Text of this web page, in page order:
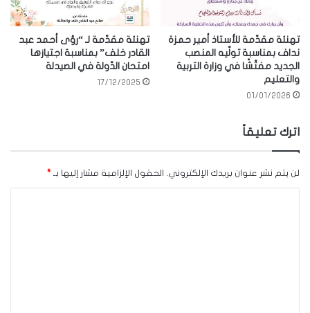
تهنئة مقدّمة للأستاذ أمير حمزة
نداف بمناسبة تولّيه المنصب
الجديد مفتّشًا في وزارة التربية
والتعليم
01/01/2026
تهنئة مقدّمة لـ “رؤى أحمد عبد
القادر خلف” بمناسبة اجتيازها
امتحان الدّولة في الصيدلة
17/12/2025
اترك تعليقاً
لن يتم نشر عنوان بريدك الإلكتروني. الحقول الإلزامية مشار إليها بـ *